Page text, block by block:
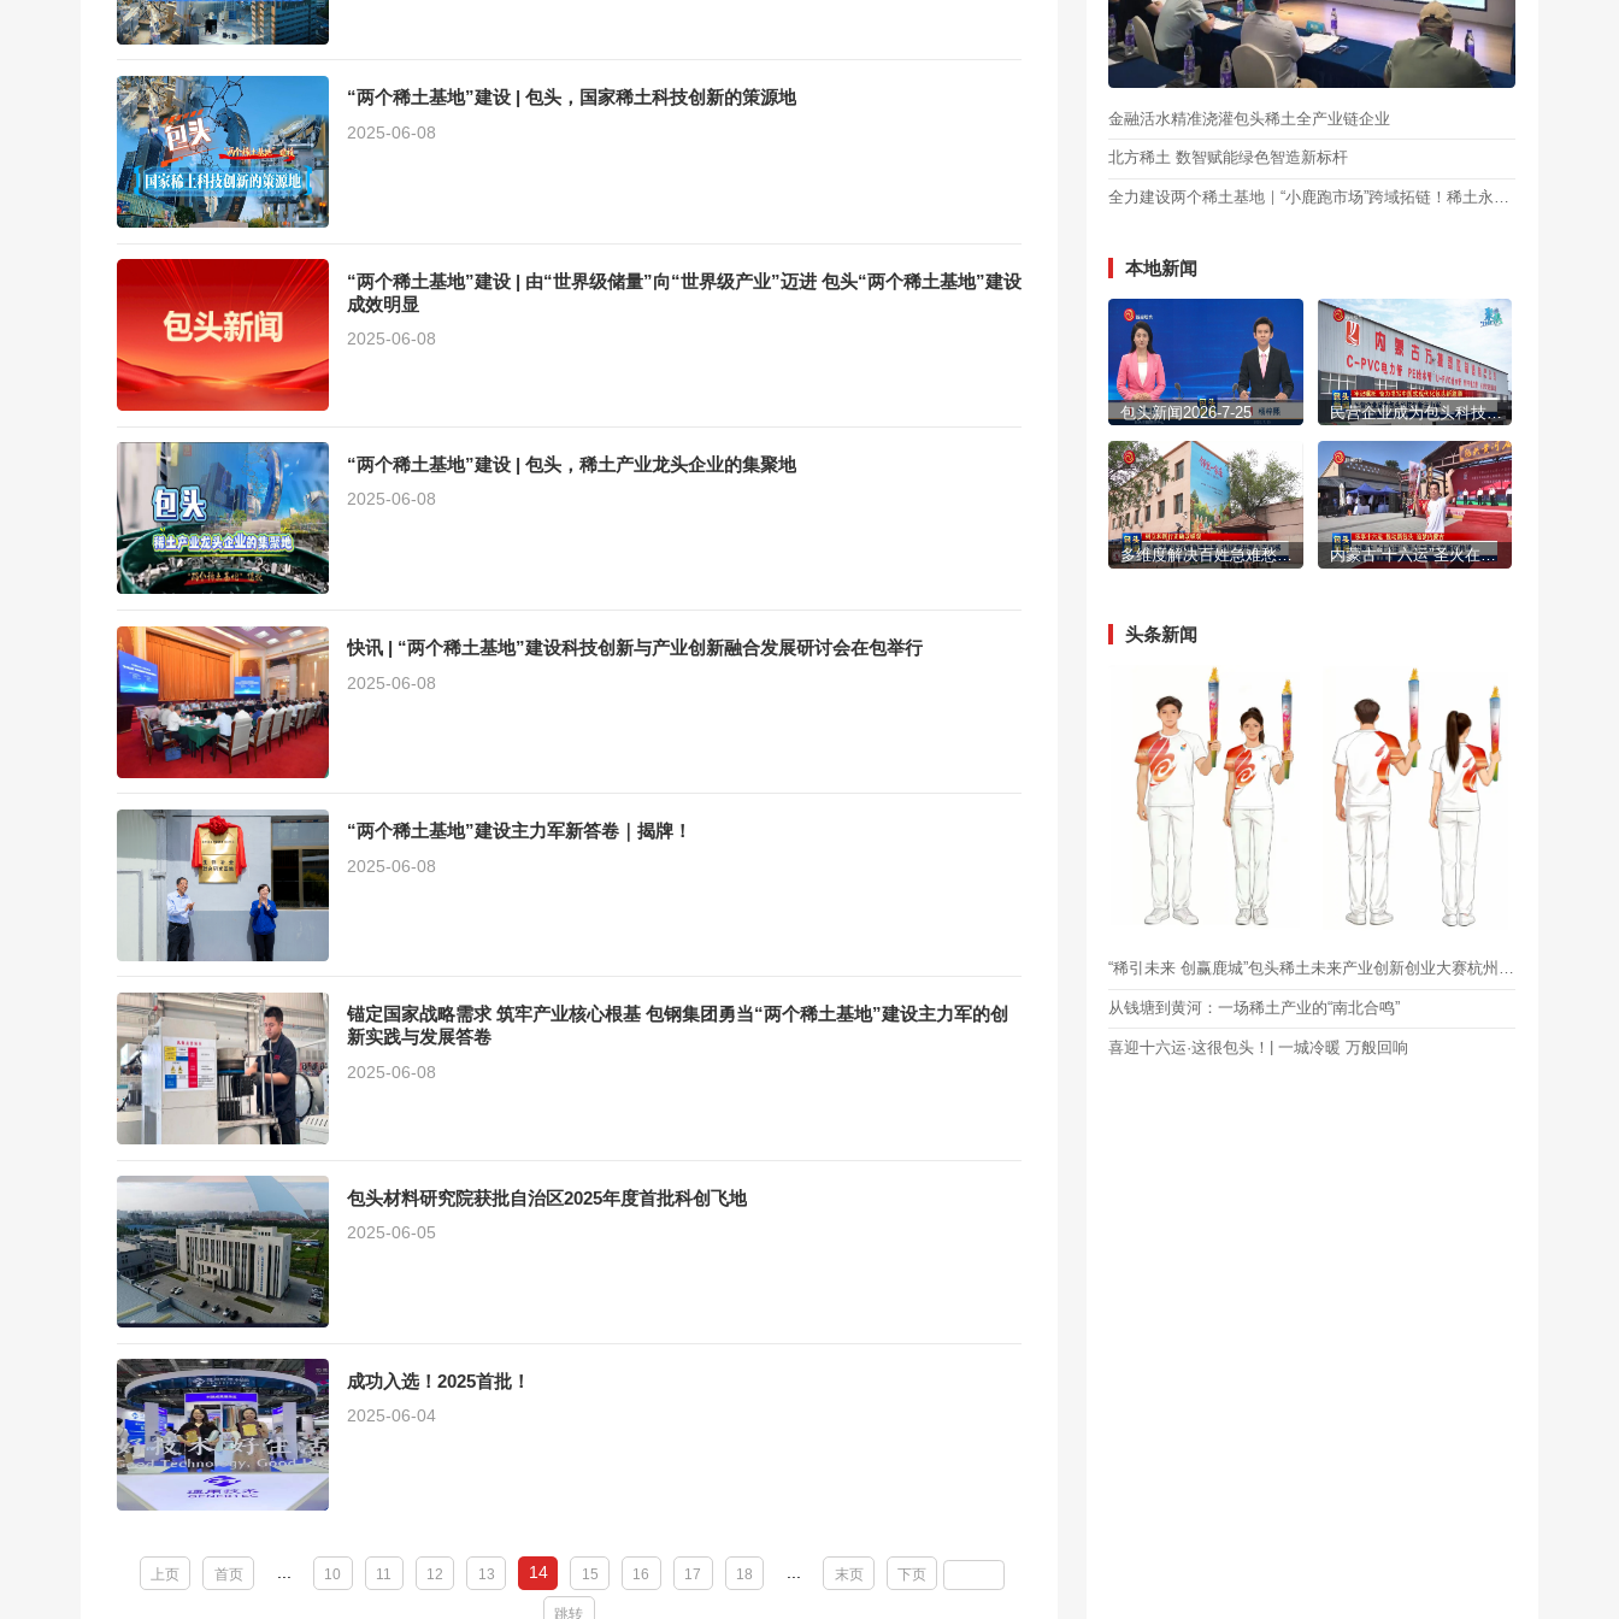
“两个稀土基地”建设 | 包头，国家稀土科技创新的策源地
2025-06-08
“两个稀土基地”建设 | 由“世界级储量”向“世界级产业”迈进 包头“两个稀土基地”建设
成效明显
2025-06-08
“两个稀土基地”建设 | 包头，稀土产业龙头企业的集聚地
2025-06-08
快讯 | “两个稀土基地”建设科技创新与产业创新融合发展研讨会在包举行
2025-06-08
“两个稀土基地”建设主力军新答卷｜揭牌！
2025-06-08
锚定国家战略需求 筑牢产业核心根基 包钢集团勇当“两个稀土基地”建设主力军的创
新实践与发展答卷
2025-06-08
包头材料研究院获批自治区2025年度首批科创飞地
2025-06-05
成功入选！2025首批！
2025-06-04
上页 首页 10 11 12 13 14 15 16 17 18 末页 下页
跳转
金融活水精准浇灌包头稀土全产业链企业
北方稀土 数智赋能绿色智造新标杆
全力建设两个稀土基地｜“小鹿跑市场”跨域拓链！稀土永磁与机器人产业精准对接
本地新闻
包头新闻2026-7-25 民营企业成为包头科技创新主力军
多维度解决百姓急难愁盼 持续提升群众幸福感 内蒙古“十六运”圣火在稀土高新区传递
头条新闻
“稀引未来 创赢鹿城”包头稀土未来产业创新创业大赛杭州分站赛举行
从钱塘到黄河：一场稀土产业的“南北合鸣”
喜迎十六运·这很包头！| 一城冷暖 万般回响